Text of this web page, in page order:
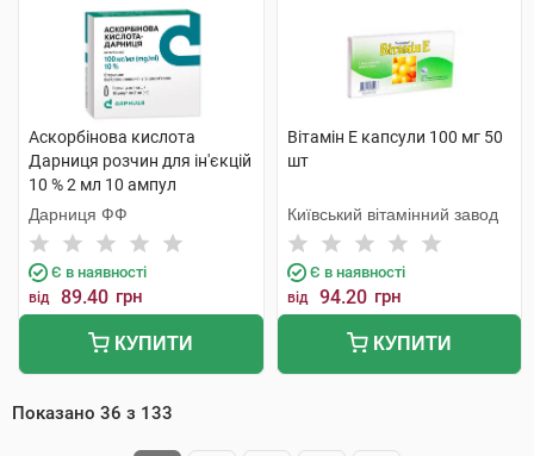
Аскорбінова кислота
Дарниця розчин для ін'єкцій
10 % 2 мл 10 ампул
Дарниця ФФ
Є в наявності
від 89.40 грн
КУПИТИ
Вітамін E капсули 100 мг 50
шт
Київський вітамінний завод
Є в наявності
від 94.20 грн
КУПИТИ
Показано 36 з 133